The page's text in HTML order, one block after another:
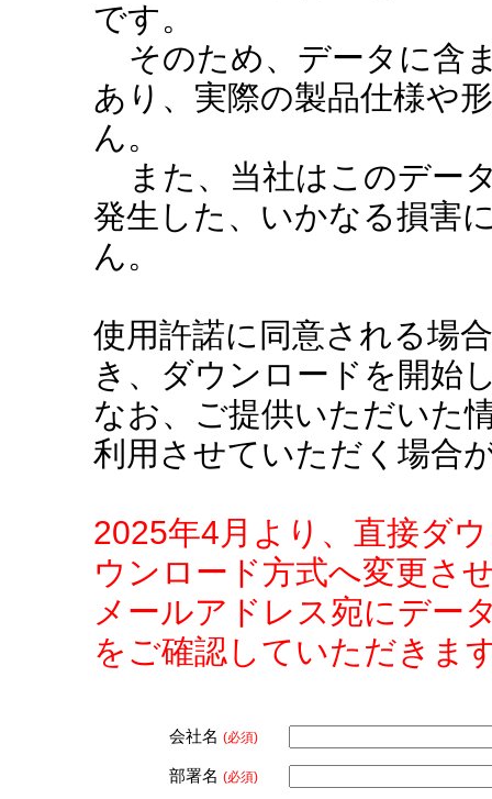
です。
そのため、データに含
あり、実際の製品仕様や
ん。
また、当社はこのデー
発生した、いかなる損害
ん。
使用許諾に同意される場
き、ダウンロードを開始
なお、ご提供いただいた
利用させていただく場合
2025年4月より、直接ダ
ウンロード方式へ変更さ
メールアドレス宛にデー
をご確認していただきま
会社名 (必須)
部署名 (必須)